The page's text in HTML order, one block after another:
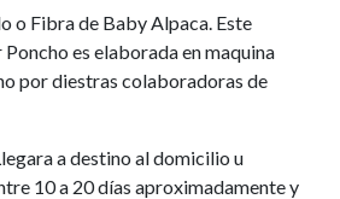
o Fibra de Baby Alpaca. Este
es elaborada en maquina
por diestras colaboradoras de
a destino al domicilio u
10 a 20 días aproximadamente y